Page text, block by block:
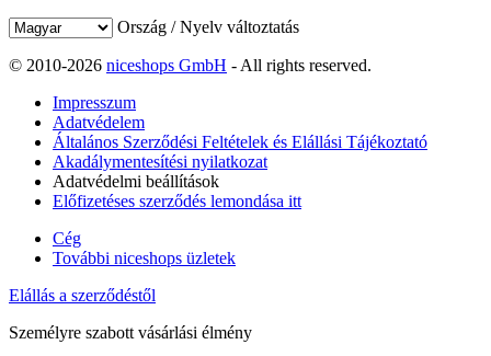
Ország / Nyelv változtatás
© 2010-2026 niceshops GmbH - All rights reserved.
Impresszum
Adatvédelem
Általános Szerződési Feltételek és Elállási Tájékoztató
Akadálymentesítési nyilatkozat
Adatvédelmi beállítások
Előfizetéses szerződés lemondása itt
Cég
További niceshops üzletek
Elállás a szerződéstől
Személyre szabott vásárlási élmény